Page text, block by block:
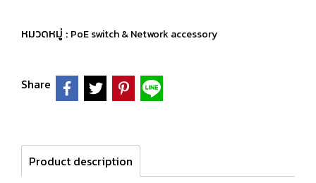
หมวดหมู่ : PoE switch & Network accessory
Share
Product description